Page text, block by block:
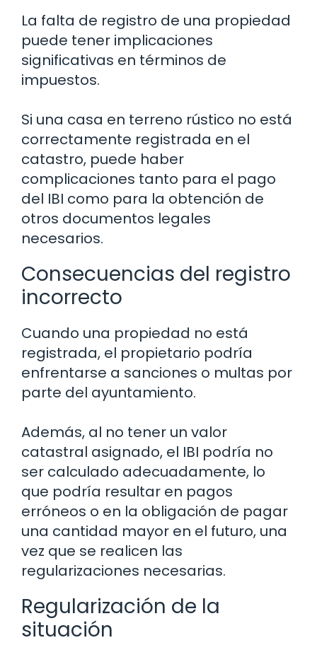
La falta de registro de una propiedad
puede tener implicaciones
significativas en términos de
impuestos.
Si una casa en terreno rústico no está
correctamente registrada en el
catastro, puede haber
complicaciones tanto para el pago
del IBI como para la obtención de
otros documentos legales
necesarios.
Consecuencias del registro
incorrecto
Cuando una propiedad no está
registrada, el propietario podría
enfrentarse a sanciones o multas por
parte del ayuntamiento.
Además, al no tener un valor
catastral asignado, el IBI podría no
ser calculado adecuadamente, lo
que podría resultar en pagos
erróneos o en la obligación de pagar
una cantidad mayor en el futuro, una
vez que se realicen las
regularizaciones necesarias.
Regularización de la
situación